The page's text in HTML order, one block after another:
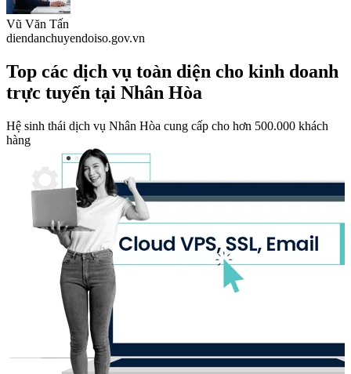
Vũ Văn Tấn
diendanchuyendoiso.gov.vn
Top các dịch vụ toàn diện cho kinh doanh
trực tuyến tại Nhân Hòa
Hệ sinh thái dịch vụ Nhân Hòa cung cấp cho hơn 500.000 khách
hàng